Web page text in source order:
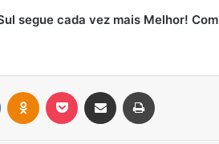
segue cada vez mais Melhor! Com
Pocket Compartilhar via e-mail